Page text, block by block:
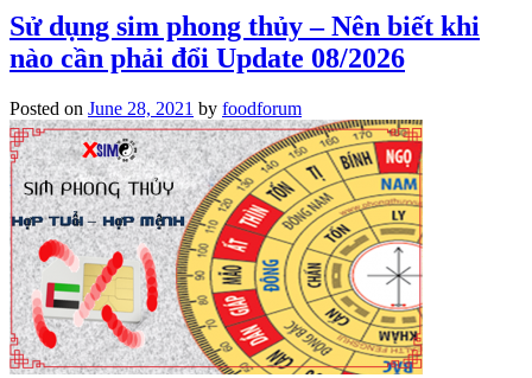
Sử dụng sim phong thủy – Nên biết khi
nào cần phải đổi Update 08/2026
Posted on June 28, 2021 by foodforum